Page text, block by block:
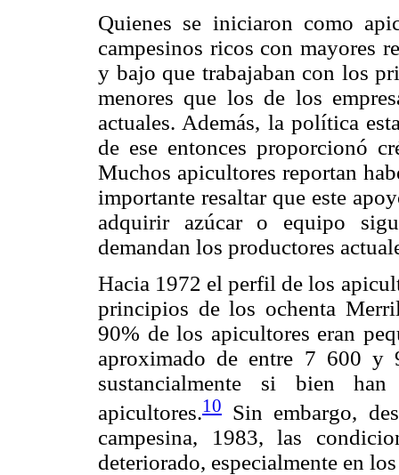
Quienes se iniciaron como
campesinos ricos con mayores
y bajo que trabajaban con los
menores que los de los
actuales. Además, la política
de ese entonces proporcionó
Muchos apicultores reportan
importante resaltar que este
adquirir azúcar o equipo
demandan los productores
Hacia 1972 el perfil de los
principios de los ochenta
90% de los apicultores eran
aproximado de entre 7 600 y
sustancialmente si bien
apicultores.10
Sin embargo,
campesina, 1983, las
deteriorado, especialmente en